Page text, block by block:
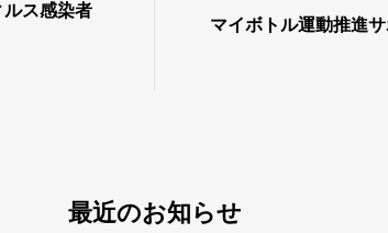
ス感染者
マイボトル運動推進
最近のお知らせ